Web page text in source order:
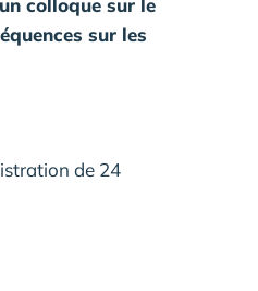
un colloque sur le
sur les
de 24